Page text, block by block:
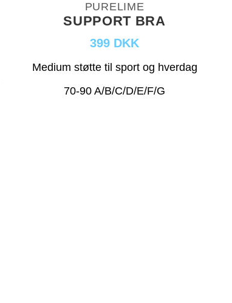
PURELIME
SUPPORT BRA
399 DKK
Medium støtte til sport og hverdag
70-90 A/B/C/D/E/F/G